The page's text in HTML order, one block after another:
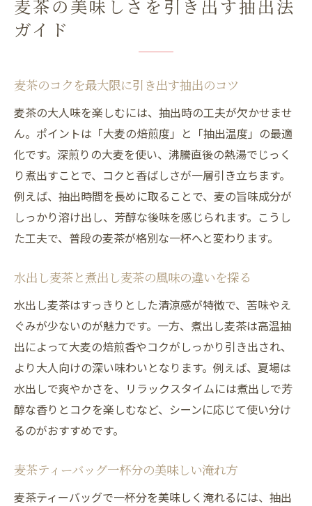
麦茶の美味しさを引き出す抽出法
ガイド
麦茶のコクを最大限に引き出す抽出のコツ
麦茶の大人味を楽しむには、抽出時の工夫が欠かせませ
ん。ポイントは「大麦の焙煎度」と「抽出温度」の最適
化です。深煎りの大麦を使い、沸騰直後の熱湯でじっく
り煮出すことで、コクと香ばしさが一層引き立ちます。
例えば、抽出時間を長めに取ることで、麦の旨味成分が
しっかり溶け出し、芳醇な後味を感じられます。こうし
た工夫で、普段の麦茶が格別な一杯へと変わります。
水出し麦茶と煮出し麦茶の風味の違いを探る
水出し麦茶はすっきりとした清涼感が特徴で、苦味やえ
ぐみが少ないのが魅力です。一方、煮出し麦茶は高温抽
出によって大麦の焙煎香やコクがしっかり引き出され、
より大人向けの深い味わいとなります。例えば、夏場は
水出しで爽やかさを、リラックスタイムには煮出しで芳
醇な香りとコクを楽しむなど、シーンに応じて使い分け
るのがおすすめです。
麦茶ティーバッグ一杯分の美味しい淹れ方
麦茶ティーバッグで一杯分を美味しく淹れるには、抽出